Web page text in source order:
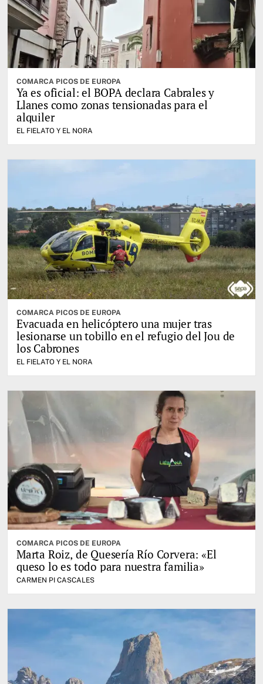
COMARCA PICOS DE EUROPA
Ya es oficial: el BOPA declara Cabrales y
Llanes como zonas tensionadas para el
alquiler
EL FIELATO Y EL NORA
COMARCA PICOS DE EUROPA
Evacuada en helicóptero una mujer tras
lesionarse un tobillo en el refugio del Jou de
los Cabrones
EL FIELATO Y EL NORA
COMARCA PICOS DE EUROPA
Marta Roiz, de Quesería Río Corvera: «El
queso lo es todo para nuestra familia»
CARMEN PI CASCALES